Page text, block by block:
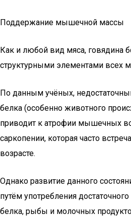
Поддержание мышечной массы
Как и любой вид мяса, говядина
структурными элементами всех
По данным учёных,
белка (особенно животного
приводит к атрофии мышечных
саркопении, которая часто
возрасте.
Однако развитие данного
путём употребления
белка, рыбы и молочных